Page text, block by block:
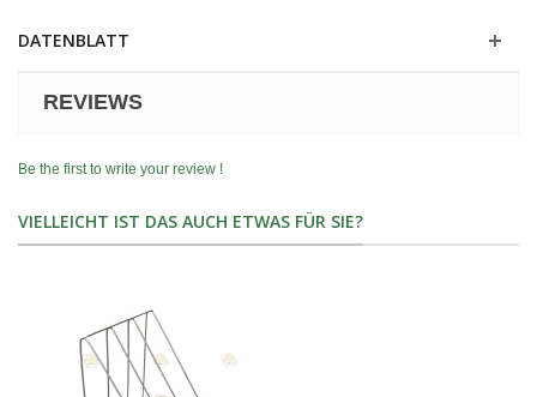
DATENBLATT
REVIEWS
Be the first to write your review !
VIELLEICHT IST DAS AUCH ETWAS FÜR SIE?